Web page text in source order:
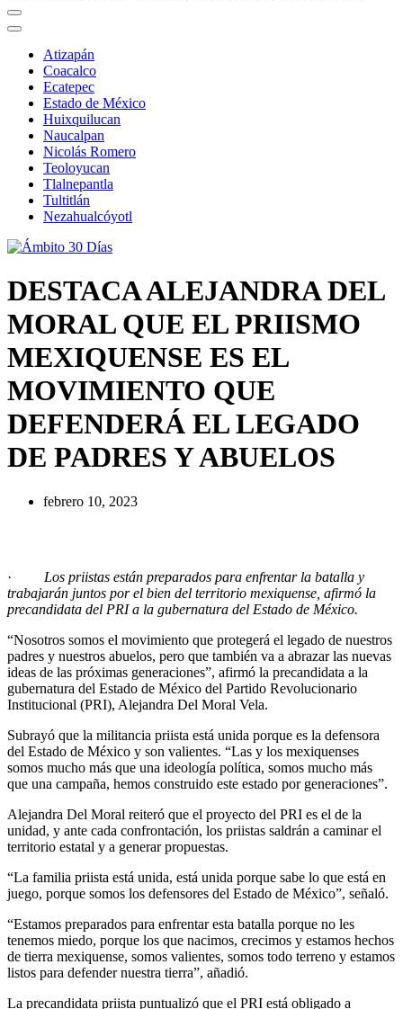
Atizapán
Coacalco
Ecatepec
Estado de México
Huixquilucan
Naucalpan
Nicolás Romero
Teoloyucan
Tlalnepantla
Tultitlán
Nezahualcóyotl
DESTACA ALEJANDRA DEL
MORAL QUE EL PRIISMO
MEXIQUENSE ES EL
MOVIMIENTO QUE
DEFENDERÁ EL LEGADO
DE PADRES Y ABUELOS
febrero 10, 2023
· Los priistas están preparados para enfrentar la batalla y
trabajarán juntos por el bien del territorio mexiquense, afirmó la
precandidata del PRI a la gubernatura del Estado de México.
“Nosotros somos el movimiento que protegerá el legado de nuestros
padres y nuestros abuelos, pero que también va a abrazar las nuevas
ideas de las próximas generaciones”, afirmó la precandidata a la
gubernatura del Estado de México del Partido Revolucionario
Institucional (PRI), Alejandra Del Moral Vela.
Subrayó que la militancia priista está unida porque es la defensora
del Estado de México y son valientes. “Las y los mexiquenses
somos mucho más que una ideología política, somos mucho más
que una campaña, hemos construido este estado por generaciones”.
Alejandra Del Moral reiteró que el proyecto del PRI es el de la
unidad, y ante cada confrontación, los priistas saldrán a caminar el
territorio estatal y a generar propuestas.
“La familia priista está unida, está unida porque sabe lo que está en
juego, porque somos los defensores del Estado de México”, señaló.
“Estamos preparados para enfrentar esta batalla porque no les
tenemos miedo, porque los que nacimos, crecimos y estamos hechos
de tierra mexiquense, somos valientes, somos todo terreno y estamos
listos para defender nuestra tierra”, añadió.
La precandidata priista puntualizó que el PRI está obligado a